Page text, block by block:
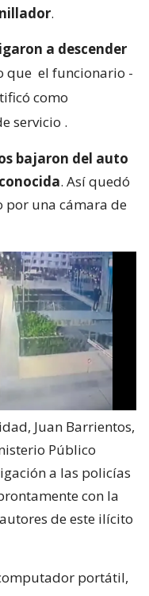
.
a descender
que el funcionario -
como
servicio .
bajaron del auto
. Así quedó
por una cámara de
Juan Barrientos,
Público
a las policías
con la
de este ilícito
portátil,